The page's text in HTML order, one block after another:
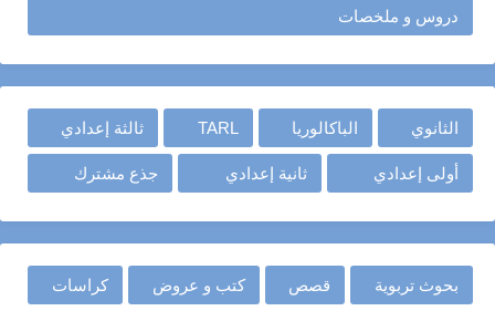
دروس و ملخصات
الثانوي الباكالوريا TARL ثالثة إعدادي
أولى إعدادي ثانية إعدادي جذع مشترك
بحوث تربوية قصص كتب و عروض كراسات